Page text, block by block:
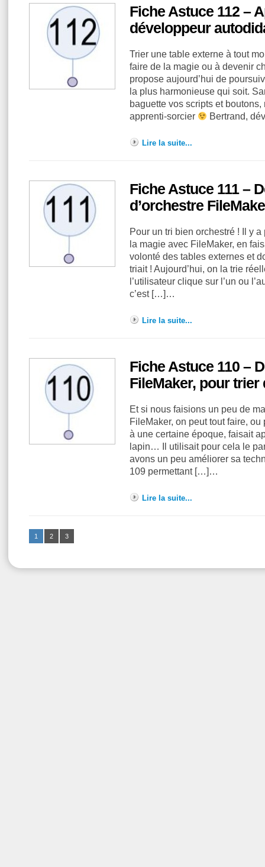
Fiche Astuce 112 –
développeur
Trier une table externe à tout
faire de la magie ou à devenir
propose aujourd’hui de
la plus harmonieuse qui soit.
baguette vos scripts et
apprenti-sorcier
Bertrand,
Lire la suite...
Fiche Astuce 111 –
d’orchestre
Pour un tri bien orchestré ! Il y
la magie avec FileMaker, en
volonté des tables externes et
triait ! Aujourd’hui, on la trie
l’utilisateur clique sur l’un ou
c’est […]…
Lire la suite...
Fiche Astuce 110 –
FileMaker, pour
Et si nous faisions un peu de
FileMaker, on peut tout faire,
à une certaine époque, faisait
lapin… Il utilisait pour cela le
avons un peu améliorer sa
109 permettant […]…
Lire la suite...
1 2 3